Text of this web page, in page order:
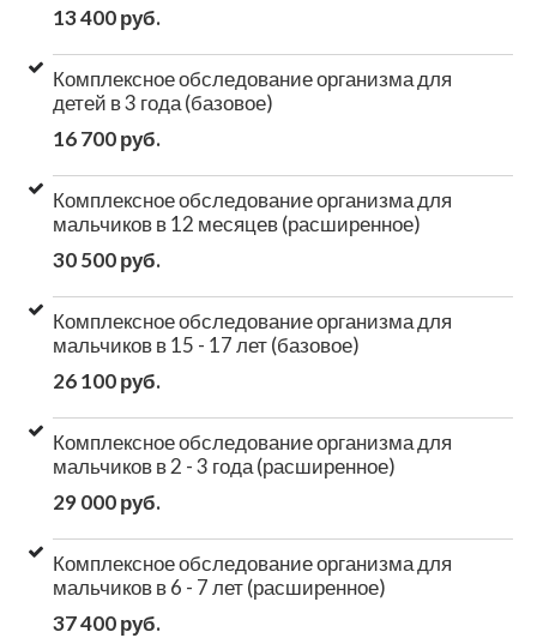
13 400 руб.
Комплексное обследование организма для
детей в 3 года (базовое)
16 700 руб.
Комплексное обследование организма для
мальчиков в 12 месяцев (расширенное)
30 500 руб.
Комплексное обследование организма для
мальчиков в 15 - 17 лет (базовое)
26 100 руб.
Комплексное обследование организма для
мальчиков в 2 - 3 года (расширенное)
29 000 руб.
Комплексное обследование организма для
мальчиков в 6 - 7 лет (расширенное)
37 400 руб.